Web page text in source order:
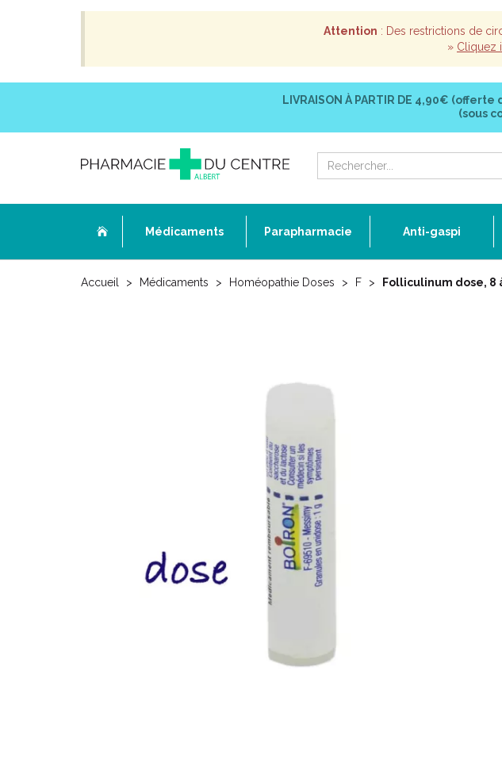
Attention : Des restrictions de
» Cliquez
LIVRAISON À PARTIR DE 4,90€ (offerte
(sous
Médicaments Parapharmacie Anti-gaspi
Accueil Médicaments Homéopathie Doses F Folliculinum dose, 8